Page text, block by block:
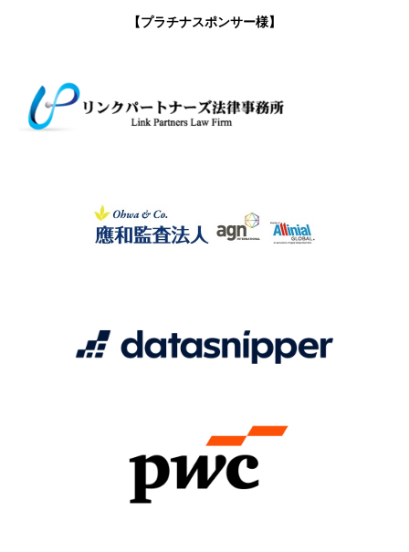
【プラチナスポンサー様】